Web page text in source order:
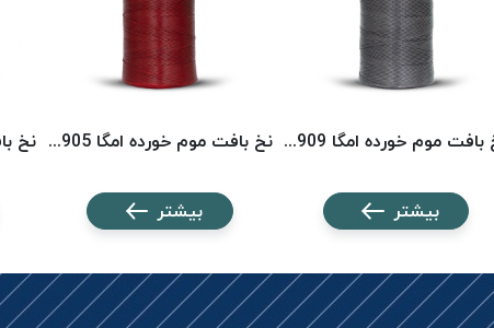
نخ بافت موم خورده امگا 2909 (500 متری) OMEGA
بیشتر
نخ بافت موم خورده امگا 2905 (500 متری) OMEGA
بیشتر